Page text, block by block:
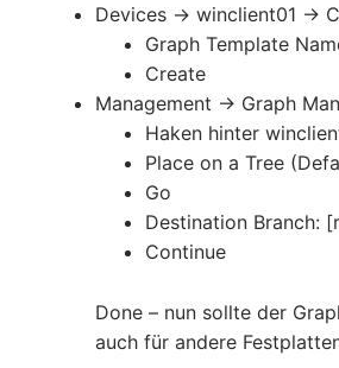
Devices -> winclient01 ->
Graph Template
Create
Management -> Graph
Haken hinter
Place on a Tree
Go
Destination Branch:
Continue
Done – nun sollte der
auch für andere